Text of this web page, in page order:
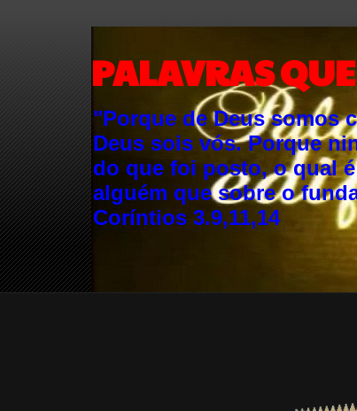
PALAVRAS
"Porque de Deus somos
Deus sois vós. Porque
do que foi posto, o qual
alguém que sobre o
Coríntios 3.9,11,14